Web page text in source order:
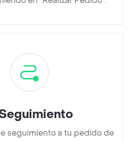
seguimiento a tu pedido de